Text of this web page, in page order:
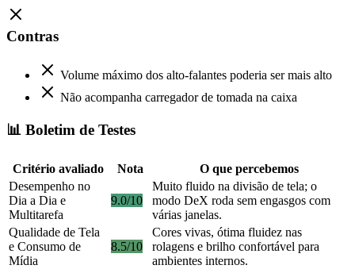
Contras
Volume máximo dos alto-falantes poderia ser mais alto
Não acompanha carregador de tomada na caixa
📊 Boletim de Testes
Critério avaliado Nota
O que percebemos
Desempenho no
Dia a Dia e
Multitarefa
9.0/10
Muito fluido na divisão de tela; o
modo DeX roda sem engasgos com
várias janelas.
Qualidade de Tela
e Consumo de
Mídia
8.5/10
Cores vivas, ótima fluidez nas
rolagens e brilho confortável para
ambientes internos.